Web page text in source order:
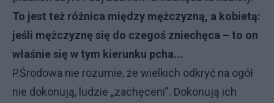
To jest też różnica między mężczyzną, a kobietą:
jeśli mężczyznę się do czegoś zniechęca – to on
właśnie się w tym kierunku pcha...
P.Środowa nie rozumie, że wielkich odkryć na ogół
nie dokonują, ludzie „zachęceni”. Dokonują ich